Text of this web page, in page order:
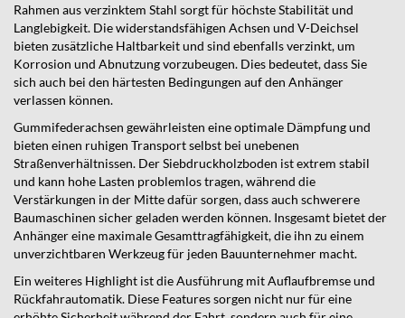
Rahmen aus verzinktem Stahl sorgt für höchste Stabilität und
Langlebigkeit. Die widerstandsfähigen Achsen und V-Deichsel
bieten zusätzliche Haltbarkeit und sind ebenfalls verzinkt, um
Korrosion und Abnutzung vorzubeugen. Dies bedeutet, dass Sie
sich auch bei den härtesten Bedingungen auf den Anhänger
verlassen können.
Gummifederachsen gewährleisten eine optimale Dämpfung und
bieten einen ruhigen Transport selbst bei unebenen
Straßenverhältnissen. Der Siebdruckholzboden ist extrem stabil
und kann hohe Lasten problemlos tragen, während die
Verstärkungen in der Mitte dafür sorgen, dass auch schwerere
Baumaschinen sicher geladen werden können. Insgesamt bietet der
Anhänger eine maximale Gesamttragfähigkeit, die ihn zu einem
unverzichtbaren Werkzeug für jeden Bauunternehmer macht.
Ein weiteres Highlight ist die Ausführung mit Auflaufbremse und
Rückfahrautomatik. Diese Features sorgen nicht nur für eine